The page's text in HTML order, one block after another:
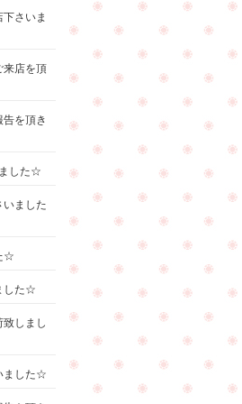
さいま
来店を頂
を頂き
した☆
いました
☆
した☆
しまし
ました☆